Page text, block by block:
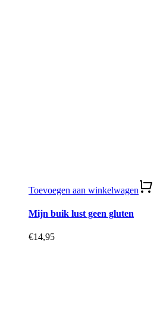
Toevoegen aan winkelwagen
Mijn buik lust geen gluten
€14,95